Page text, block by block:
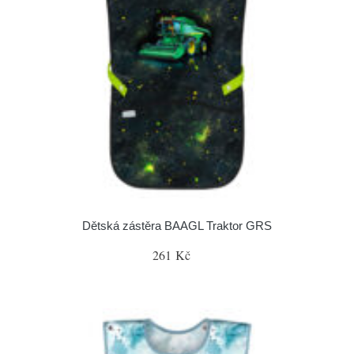
Dětská zástěra BAAGL Traktor GRS
261 Kč